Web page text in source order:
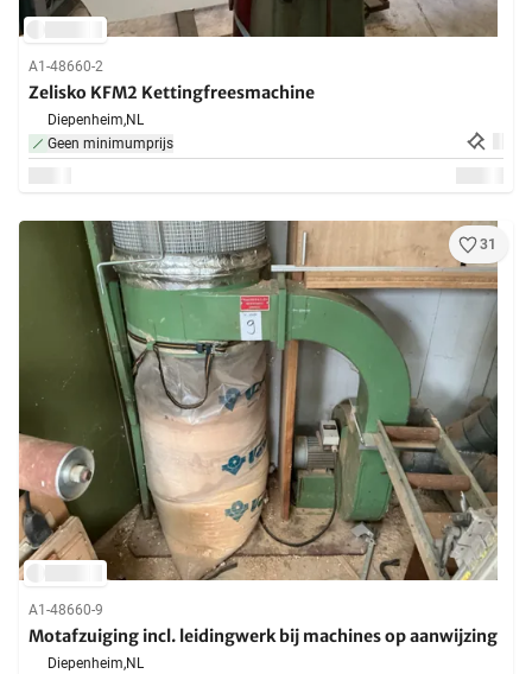
A1-48660-2
Zelisko KFM2 Kettingfreesmachine
Diepenheim,NL
Geen minimumprijs
31
A1-48660-9
Motafzuiging incl. leidingwerk bij machines op aanwijzing
Diepenheim,NL